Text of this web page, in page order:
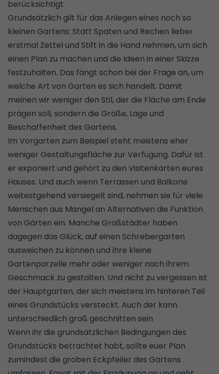
berücksichtigt.
Grundsätzlich gilt für das Anlegen eines noch so
kleinen Gartens: Statt Spaten und Rechen lieber
erstmal Zettel und Stift in die Hand nehmen, um sich
einen Plan zu machen und die Ideen in einer Skizze
festzuhalten. Das fängt schon bei der Frage an, um
welche Art von Garten es sich handelt. Damit
meinen wir weniger den Stil, der die Fläche am Ende
prägen soll, sondern die Größe, Lage und
Beschaffenheit des Gartens.
Im Vorgarten zum Beispiel steht meistens eher
weniger Gestaltungsfläche zur Verfügung. Dafür ist
er exponiert und gehört zu den Visitenkarten eures
Hauses. Und auch wenn Terrassen und Balkone
weitestgehend versiegelt sind, nehmen sie für viele
Menschen aus Mangel an Alternativen die Funktion
von Gärten ein. Manche Großstädter haben
dagegen das Glück, auf einen Schrebergarten
ausweichen zu können und ihre kleine
Gartenparzelle mehr oder weniger nach ihrem
Geschmack zu gestalten. Und nicht zu vergessen ist
der Hauptgarten, der sich meistens im hinteren Teil
eines Grundstücks versteckt. Auch der kann
unterschiedlich groß geschnitten sein
Wenn ihr die grundsätzlichen Bedingungen des
Grundstücks betrachtet habt, sollte euer Plan
zumindest die groben Eckpfeiler des Gartens